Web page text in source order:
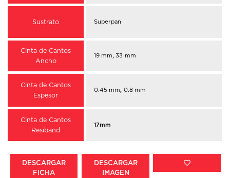
Sustrato Superpan
Cinta de Cantos
Ancho
19 mm,33 mm
Cinta de Cantos
Espesor
0.45 mm, 0.8 mm
Cinta de Cantos
Resiband
17mm
DESCARGAR
IMAGEN
DESCARGAR
FICHA